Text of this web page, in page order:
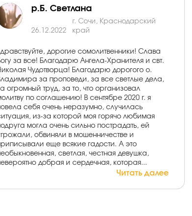
р.Б. Светлана
26.12.2022
г. Сочи, Краснодарский
край
дорогие сомолитвенники! Слава
за все! Благодарю Ангела-Хранителя и свт.
Чудотворца! Благодарю дорогого о.
за проповеди, за все светлые дела,
огромный труд, за то, что организовал
по соглашению! В сентябре 2020 г. я
себя очень неразумно, случилась
из-за которой моя горячо любимая
могла очень сильно пострадать, ей
обвиняли в мошенничестве и
еще всякие гадости. А это
светлая, честная девушка,
добрая и сердечная, которая...
Читать далее